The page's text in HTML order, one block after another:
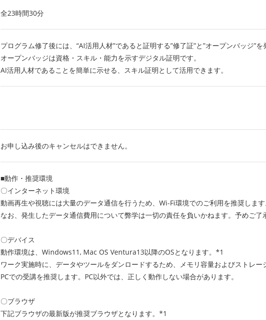
全23時間30分
プログラム修了後には、“AI活用人材”であると証明する”修了証”と”オープンバッジ”を
オープンバッジは資格・スキル・能力を示すデジタル証明です。
AI活用人材であることを簡単に示せる、スキル証明として活用できます。
お申し込み後のキャンセルはできません。
■動作・推奨環境
〇インターネット環境
動画再生や視聴には大量のデータ通信を行うため、Wi-Fi環境でのご利用を推奨します
なお、発生したデータ通信費用について弊学は一切の責任を負いかねます。予めご了
〇デバイス
動作環境は、Windows11, Mac OS Ventura13以降のOSとなります。*1
ワーク実施時に、データやツールをダンロードするため、メモリ容量およびストレー
PCでの受講を推奨します。PC以外では、正しく動作しない場合があります。
〇ブラウザ
下記ブラウザの最新版が推奨ブラウザとなります。*1